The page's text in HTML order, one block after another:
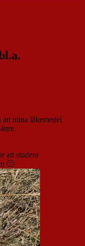
att mina läkemedel
att studera
🙂